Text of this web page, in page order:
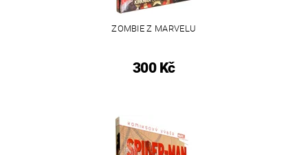
ZOMBIE Z MARVELU
300 Kč